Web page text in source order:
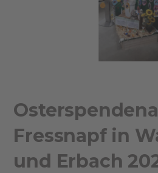
Fressnapf in
und Erbach